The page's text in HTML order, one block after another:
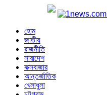
হোম
জাতীয়
রাজনীতি
সারাদেশ
কক্সবাজার
আন্তর্জাতিক
খেলাধুলা